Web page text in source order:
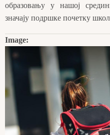
образовању у нашој
значају подршке почетку
Image